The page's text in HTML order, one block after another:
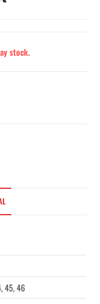
stock.
45, 46